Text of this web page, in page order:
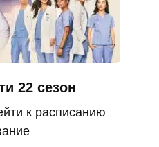
22 сезон
к расписанию